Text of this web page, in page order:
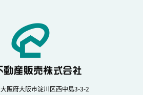
大阪府大阪市淀川区西中島3-3-2